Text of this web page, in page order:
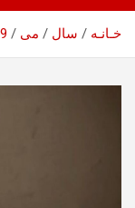
خـانـه سال می